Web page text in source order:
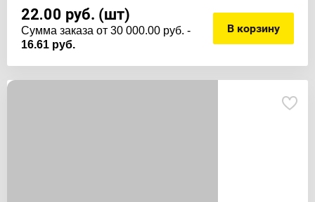
22.00 руб. (шт)
Cумма заказа от 30 000.00 руб. -
16.61 руб.
В корзину